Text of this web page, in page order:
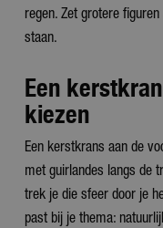
regen. Zet grotere
staan.
Een
kiezen
Een kerstkrans aan de
met guirlandes langs de
trek je die sfeer door je
past bij je thema: